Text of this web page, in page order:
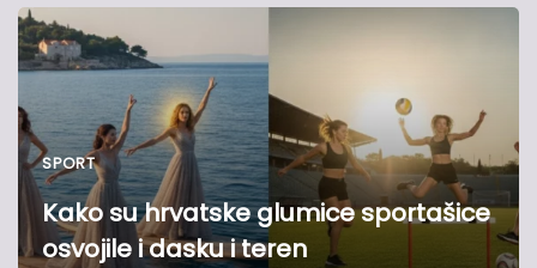
SPORT
Kako su hrvatske glumice sportašice
osvojile i dasku i teren